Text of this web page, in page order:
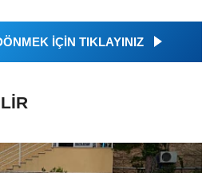
İÇİN TIKLAYINIZ